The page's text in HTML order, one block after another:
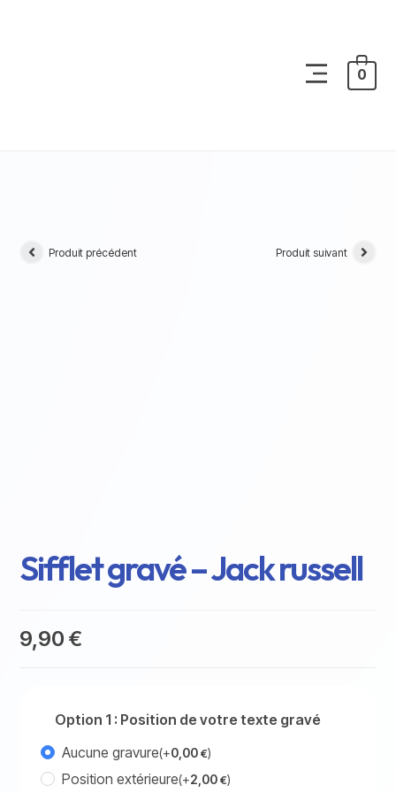
0
Produit précédent Produit suivant
Sifflet gravé – Jack russell
9,90€
Option 1 : Position de votre texte gravé
Aucune gravure(+0,00€)
Position extérieure(+2,00€)